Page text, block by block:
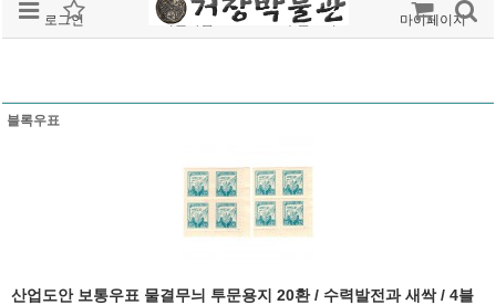
로그인 회원가입 주문조회 마이페이지
블록우표
산업도안 보통우표 물결무늬 투문용지 20환 / 수력발전과 새싹 / 4블